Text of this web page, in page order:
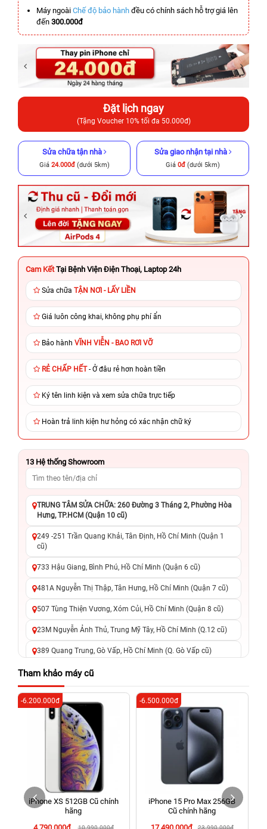
Máy ngoài Chế độ bảo hành đều có chính sách hỗ trợ giá lên
đến 300.000đ
Đặt lịch ngay
(Tặng Voucher 10% tối đa 50.000đ)
Sửa chữa tận nhà
Giá 24.000đ(dưới 5km)
Sửa giao nhận tại nhà
Giá 0đ (dưới 5km)
Cam Kết Tại Bệnh Viện Điện Thoại, Laptop 24h
Sửa chữa TẬN NƠI - LẤY LIỀN
Giá luôn công khai, không phụ phí ẩn
Bảo hành VĨNH VIỄN - BAO RƠI VỠ
RẺ CHẤP HẾT- Ở đâu rẻ hơn hoàn tiền
Ký tên linh kiện và xem sửa chữa trực tiếp
Hoàn trả linh kiện hư hỏng có xác nhận chữ ký
13 Hệ thống Showroom
TRUNG TÂM SỬA CHỮA: 260 Đường 3 Tháng 2, Phường Hòa
Hưng, TP.HCM (Quận 10 cũ)
249 -251 Trần Quang Khải, Tân Định, Hồ Chí Minh (Quận 1
cũ)
733 Hậu Giang, Bình Phú, Hồ Chí Minh (Quận 6 cũ)
481A Nguyễn Thị Thập, Tân Hưng, Hồ Chí Minh (Quận 7 cũ)
507 Tùng Thiện Vương, Xóm Củi, Hồ Chí Minh (Quận 8 cũ)
23M Nguyễn Ảnh Thủ, Trung Mỹ Tây, Hồ Chí Minh (Q.12 cũ)
389 Quang Trung, Gò Vấp, Hồ Chí Minh (Q. Gò Vấp cũ)
625 - 625A Âu Cơ, Tân Phú, Hồ Chí Minh (Quận Tân Phú cũ)
326 Lê Văn Việt, Tăng Nhơn Phú, Hồ Chí Minh (Q.9 TP. Thủ
Đức cũ)
256 Võ Văn Ngân, Thủ Đức, Hồ Chí Minh (Bình Thọ, TP. Thủ
Đức Cũ)
70 Nguyễn An Ninh, Dĩ An, Hồ Chí Minh (Bình Dương Cũ)
24h Vũng Tàu: 162A Ba Cu, Vũng Tàu, Hồ Chí Minh (TP. Vũng
Tàu cũ)
198 Hoàng Văn Thụ, Tân Sơn Nhất, Hồ Chí Minh (Tân Bình
Tham khảo máy cũ
iPhone XS 512GB Cũ chính
hãng
10.990.000đ
-6.200.000đ
iPhone 15 Pro Max 256GB
Cũ chính hãng
23.990.000đ
-6.500.000đ